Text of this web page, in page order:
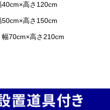
高さ120cm
高さ150cm
70cm×高さ210cm